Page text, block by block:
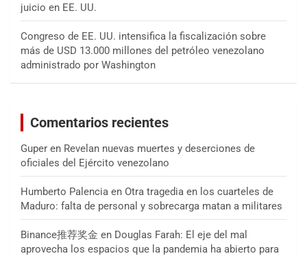
juicio en EE. UU.
Congreso de EE. UU. intensifica la fiscalización sobre
más de USD 13.000 millones del petróleo venezolano
administrado por Washington
Comentarios recientes
Guper en Revelan nuevas muertes y deserciones de
oficiales del Ejército venezolano
Humberto Palencia en Otra tragedia en los cuarteles de
Maduro: falta de personal y sobrecarga matan a militares
Binance推荐奖金 en Douglas Farah: El eje del mal
aprovecha los espacios que la pandemia ha abierto para